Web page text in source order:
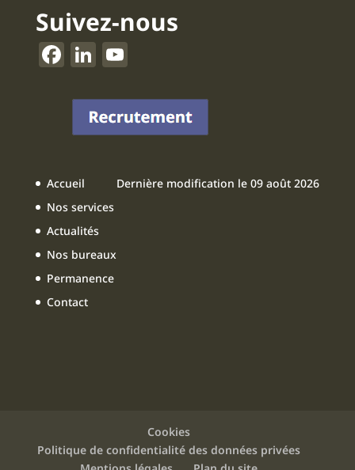
Suivez-nous
F
c
e
o
o
k
Li
k
e
Y
u
T
b
Accueil
Nos services
Actualités
Nos bureaux
Permanence
Contact
Dernière modification le 09 août 2026
Cookies
Politique de confidentialité des données privées